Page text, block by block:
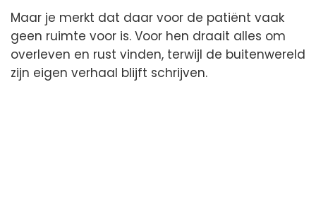
Maar je merkt dat daar voor de patiënt vaak
geen ruimte voor is. Voor hen draait alles om
overleven en rust vinden, terwijl de buitenwereld
zijn eigen verhaal blijft schrijven.